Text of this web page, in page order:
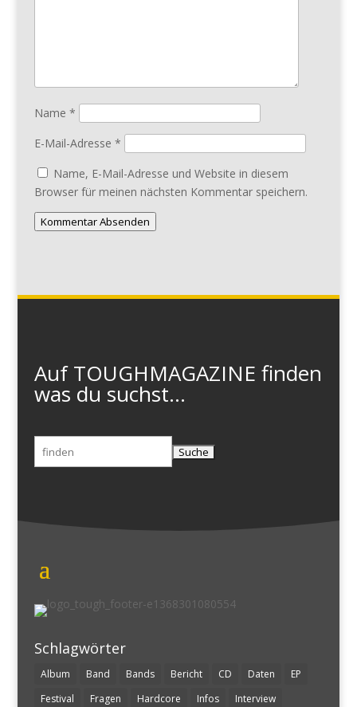
Name *
E-Mail-Adresse *
Name, E-Mail-Adresse und Website in diesem
Browser für meinen nächsten Kommentar speichern.
Kommentar Absenden
Auf TOUGHMAGAZINE finden
was du suchst...
Suchen
nach:
Schlagwörter
Album Band Bands Bericht CD Daten
EP
Festival
Fragen Hardcore Infos Interview